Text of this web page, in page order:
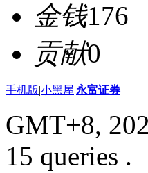
金钱176
贡献0
手机版|小黑屋|永富证券
GMT+8,
15 queries .